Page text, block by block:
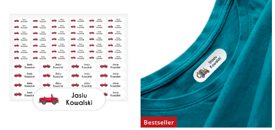
Bestseller